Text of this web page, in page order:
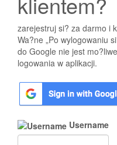
zarejestruj si? za darmo i
Wa?ne „Po wylogowaniu
do Google nie jest
logowania w aplikacji.
Username